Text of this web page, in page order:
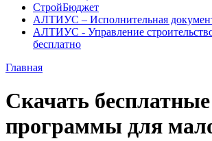
СтройБюджет
АЛТИУС – Исполнительная
АЛТИУС - Управление
бесплатно
Главная
Скачать бесплатные
программы для